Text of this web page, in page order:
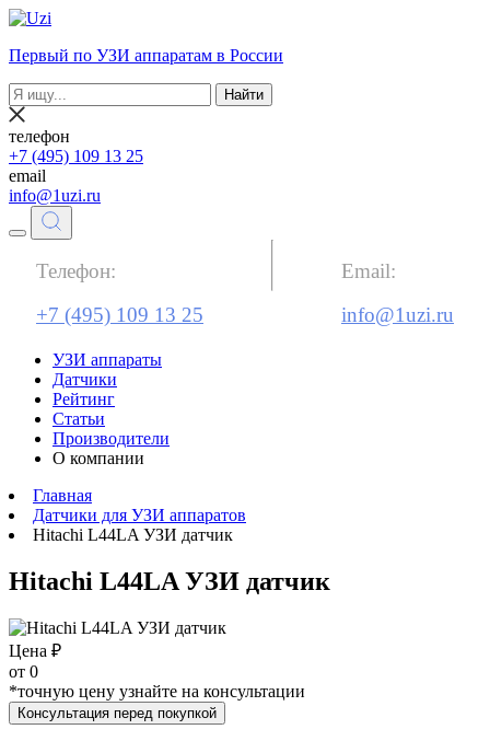
Первый по УЗИ аппаратам в России
Найти
телефон
+7 (495) 109 13 25
email
info@1uzi.ru
Телефон:
+7 (495) 109 13 25
Email:
info@1uzi.ru
УЗИ аппараты
Датчики
Рейтинг
Статьи
Производители
О компании
Главная
Датчики для УЗИ аппаратов
Hitachi L44LA УЗИ датчик
Hitachi L44LA УЗИ датчик
Цена ₽
от 0
*точную цену узнайте на консультации
Консультация перед покупкой